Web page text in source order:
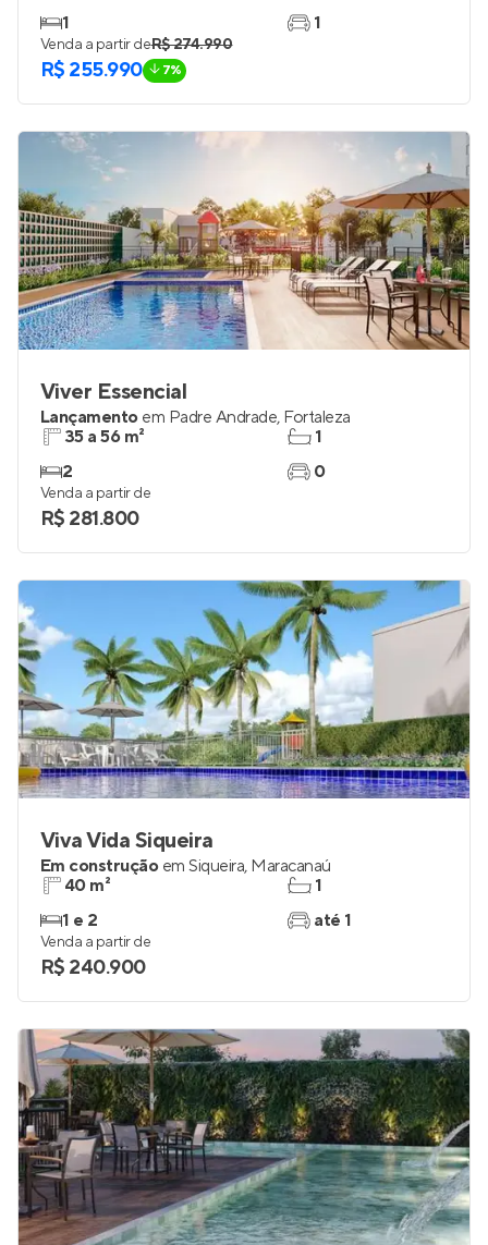
1
1
Venda a partir deR$ 274.990
R$ 255.990 7%
Viver Essencial
Lançamento em Padre Andrade, Fortaleza
35 a 56 m²
2
1
0
Venda a partir de
R$ 281.800
Viva Vida Siqueira
Em construção em Siqueira, Maracanaú
40 m²
1 e 2
1
até 1
Venda a partir de
R$ 240.900